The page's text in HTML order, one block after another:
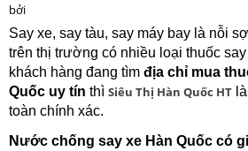
bởi
Say xe, say tàu, say máy bay là nỗi
trên thị trường có nhiều loại thuốc
khách hàng đang tìm địa chỉ mua
Quốc uy tín thì Siêu Thị Hàn Quốc HT
toàn chính xác.
Nước chống say xe Hàn Quốc có